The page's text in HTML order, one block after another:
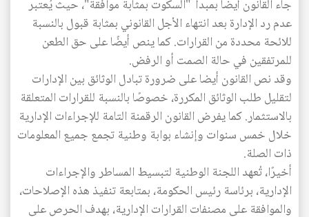
جاء القانون أيضا بمبدأ "السكوت بمثابة موافقة"، حيث يُعتبر
عدم رد الإدارة بعد انتهاء الأجل القانوني بمثابة قبول بالنسبة
للائحة محددة من القرارات. كما ينص أيضًا على حق الطعن
للمرتفقين في حالة الصمت أو الرفض.
وقد نص القانون أيضا على ضرورة تبادل الوثائق بين الإدارات
لتقليل طلب الوثائق المكررة، خصوصًا بالنسبة للقرارات المتعلقة
بالاستثمار. كما يفرض القانون الرقمنة التامة للإجراءات الإدارية
خلال خمس سنوات وإنشاء بوابة وطنية تجمع جميع المعلومات
ذات الصلة.
أخيرًا، تُعهد اللجنة الوطنية لتبسيط المساطر والإجراءات
الإدارية، برئاسة رئيس الحكومة، بمتابعة تنفيذ هذه الإصلاحات،
والموافقة على مصنفات القرارات الإدارية، بهدف الحرص على